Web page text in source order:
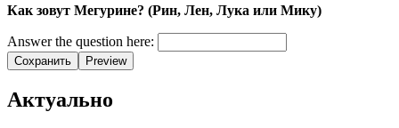
Как зовут Мегурине? (Рин, Лен, Лука или Мику)
Answer the question here:
Сохранить Preview
Актуально